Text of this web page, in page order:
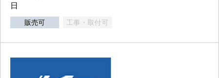
日
販売可 工事・取付可